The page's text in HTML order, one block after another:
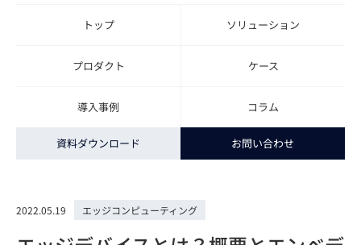
資料ダウンロード お問い合わせ
トップ ソリューション
プロダクト ケース
導入事例 コラム
2022.05.19 エッジコンピューティング